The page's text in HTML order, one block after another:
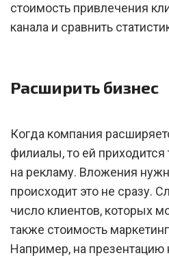
стоимость привлечения
канала и сравнить
Расширить бизнес
Когда компания
филиалы, то ей приходится
на рекламу. Вложения
происходит это не сразу.
число клиентов, которых
также стоимость
Например, на презентацию